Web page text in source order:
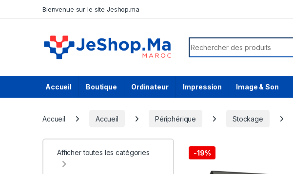
Bienvenue sur le site Jeshop.ma
Search for:
Accueil Boutique Ordinateur Impression Image & Son
Accueil Accueil Périphérique Stockage
-19%
Afficher toutes les catégories